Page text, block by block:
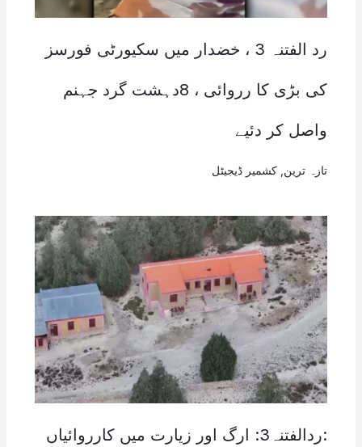
رد الفتنہ 3 ، خضدار میں سکیورٹی فورسز
کی بڑی کا رروائی ، 8دہشت گرد جہنم
واصل کر دئیے
تازہ ترین کشمیر ڈیجیٹل
:ردالفتنہ3: ارگ اور زیارت میں کارروائیاں